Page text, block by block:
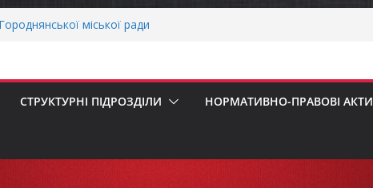
міської ради
програми «Діалог влади та
СТРУКТУРНІ ПІДРОЗДІЛИ НОРМАТИВНО-ПРАВОВІ АКТИ